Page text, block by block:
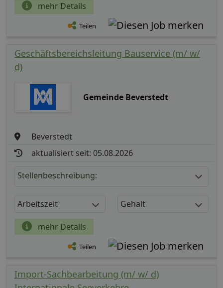
mehr Details
Teilen
Geschäftsbereichsleitung Bauservice (m/ w/
d)
Gemeinde Beverstedt
Beverstedt
aktualisiert seit: 05.08.2026
Stellenbeschreibung:
Arbeitszeit Gehalt
mehr Details
Teilen
Import-Sachbearbeitung (m/ w/ d)